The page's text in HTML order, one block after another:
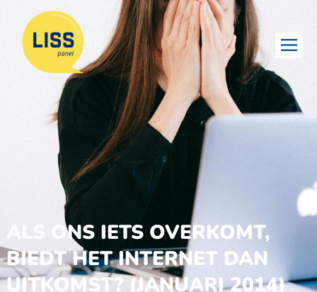
ALS ONS IETS OVERKOMT,
BIEDT HET INTERNET DAN
UITKOMST? (JANUARI 2014)